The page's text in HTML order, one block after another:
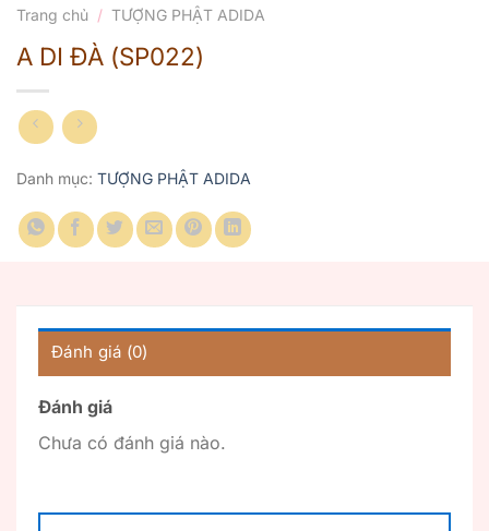
Trang chủ / TƯỢNG PHẬT ADIDA
A DI ĐÀ (SP022)
Danh mục: TƯỢNG PHẬT ADIDA
Đánh giá (0)
Đánh giá
Chưa có đánh giá nào.